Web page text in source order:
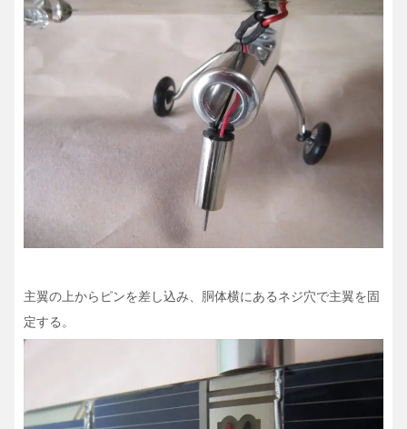
主翼の上からピンを差し込み、胴体横にあるネジ穴で主翼を固
定する。